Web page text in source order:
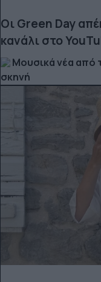
Οι Green Day
κανάλι στο
Μουσικά νέα από
σκηνή